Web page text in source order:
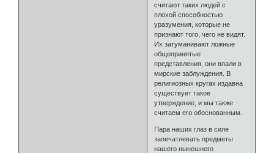
считают таких людей с
плохой способностью
уразумения, которые не
признают того, чего не видят.
Их затуманивают ложные
общепринятые
представления, они впали в
мирские заблуждения. В
религиозных кругах издавна
существует такое
утверждение, и мы также
считаем его обоснованным.
Пара наших глаз в силе
запечатлевать предметы
нашего нынешнего